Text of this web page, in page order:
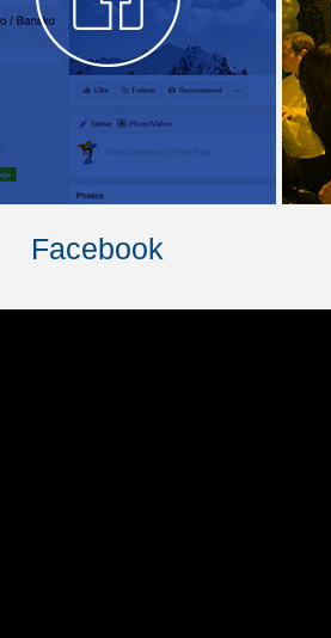
Facebook